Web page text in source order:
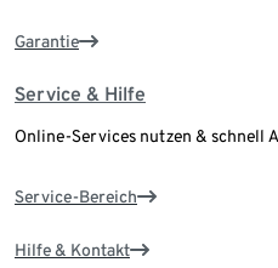
Garantie
Service & Hilfe
Online-Services nutzen & schnell
Service-Bereich
Hilfe & Kontakt